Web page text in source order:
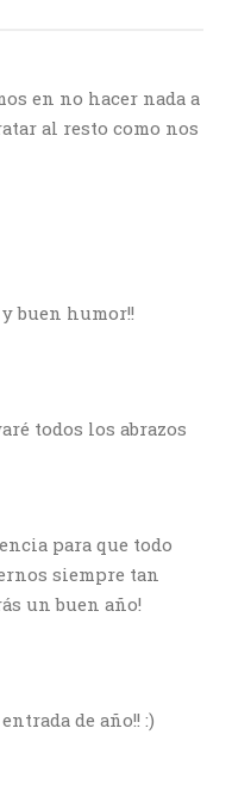
en no hacer nada a
al resto como nos
buen humor!!
todos los abrazos
para que todo
siempre tan
un buen año!
de año!! :)